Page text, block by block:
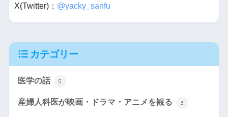
X(Twitter)： @yacky_sanfu
カテゴリー
医学の話 5
産婦人科医が映画・ドラマ・アニメを観る 3